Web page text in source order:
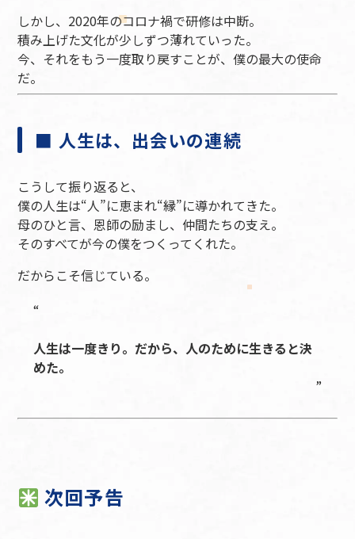
しかし、2020年のコロナ禍で研修は中断。
積み上げた文化が少しずつ薄れていった。
今、それをもう一度取り戻すことが、僕の最大の使命
だ。
■ 人生は、出会いの連続
こうして振り返ると、
僕の人生は“人”に恵まれ“縁”に導かれてきた。
母のひと言、恩師の励まし、仲間たちの支え。
そのすべてが今の僕をつくってくれた。
だからこそ信じている。
人生は一度きり。だから、人のために生きると決
めた。
次回予告